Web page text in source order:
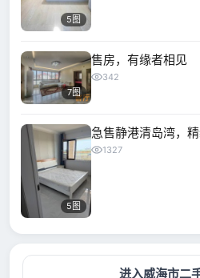
5图
7图
售房，有缘者相见
342
5图
急售静港清岛湾，
1327
进入威海市二